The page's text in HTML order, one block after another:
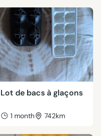
Lot de bacs à glaçons
1 month 742km